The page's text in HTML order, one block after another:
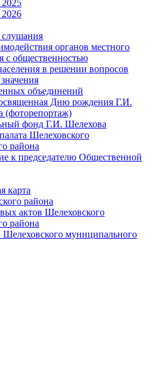
органов местного
с общественностью
в решении вопросов
объединений
Дню рождения Г.И.
(фоторепортаж)
фонд Г.И. Шелехова
Шелеховского
района
к председателю Общественной
карта
района
актов Шелеховского
района
муниципального